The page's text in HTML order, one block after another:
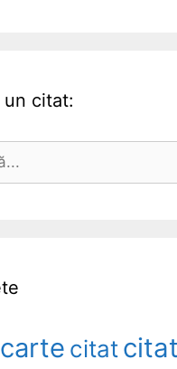
un citat:
carte citat